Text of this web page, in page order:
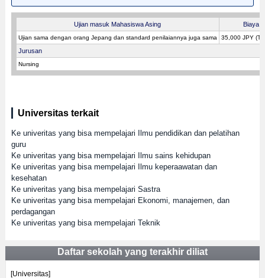
Ujian masuk Mahasiswa Asing Biaya
Ujian sama dengan orang Jepang dan standard penilaiannya juga sama 35,000 JPY
Jurusan
Nursing
Universitas terkait
Ke univeritas yang bisa mempelajari Ilmu pendidikan dan pelatihan
guru
Ke univeritas yang bisa mempelajari Ilmu sains kehidupan
Ke univeritas yang bisa mempelajari Ilmu keperaawatan dan
kesehatan
Ke univeritas yang bisa mempelajari Sastra
Ke univeritas yang bisa mempelajari Ekonomi, manajemen, dan
perdagangan
Ke univeritas yang bisa mempelajari Teknik
Daftar sekolah yang terakhir diliat
[Universitas]